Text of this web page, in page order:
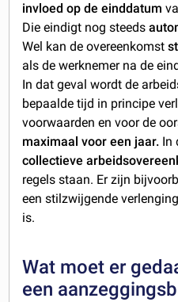
invloed op de einddatum
Die eindigt nog steeds
Wel kan de overeenkomst
als de werknemer na de
In dat geval wordt de
bepaalde tijd in principe
voorwaarden en voor de
maximaal voor een jaar. In
collectieve
regels staan. Er zijn
een stilzwijgende
is.
Wat moet er
een